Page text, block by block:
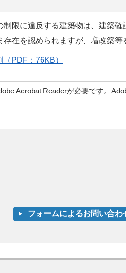
限に違反する建築物は、建築確
在を認められますが、増改築
PDF：76KB）
Acrobat Readerが必要です。